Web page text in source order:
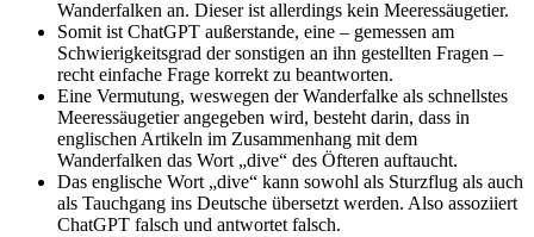
Wanderfalken an. Dieser ist allerdings kein Meeressäugetier.
Somit ist ChatGPT außerstande, eine – gemessen am
Schwierigkeitsgrad der sonstigen an ihn gestellten Fragen –
recht einfache Frage korrekt zu beantworten.
Eine Vermutung, weswegen der Wanderfalke als schnellstes
Meeressäugetier angegeben wird, besteht darin, dass in
englischen Artikeln im Zusammenhang mit dem
Wanderfalken das Wort „dive“ des Öfteren auftaucht.
Das englische Wort „dive“ kann sowohl als Sturzflug als auch
als Tauchgang ins Deutsche übersetzt werden. Also assoziiert
ChatGPT falsch und antwortet falsch.